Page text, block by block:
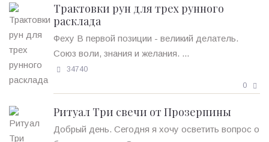
Трактовки рун для трех рунного
расклада
Феху В первой позиции - великий делатель.
Союз воли, знания и желания. ...
34740
0
Ритуал Три свечи от Прозерпины
Добрый день. Сегодня я хочу осветить вопрос о